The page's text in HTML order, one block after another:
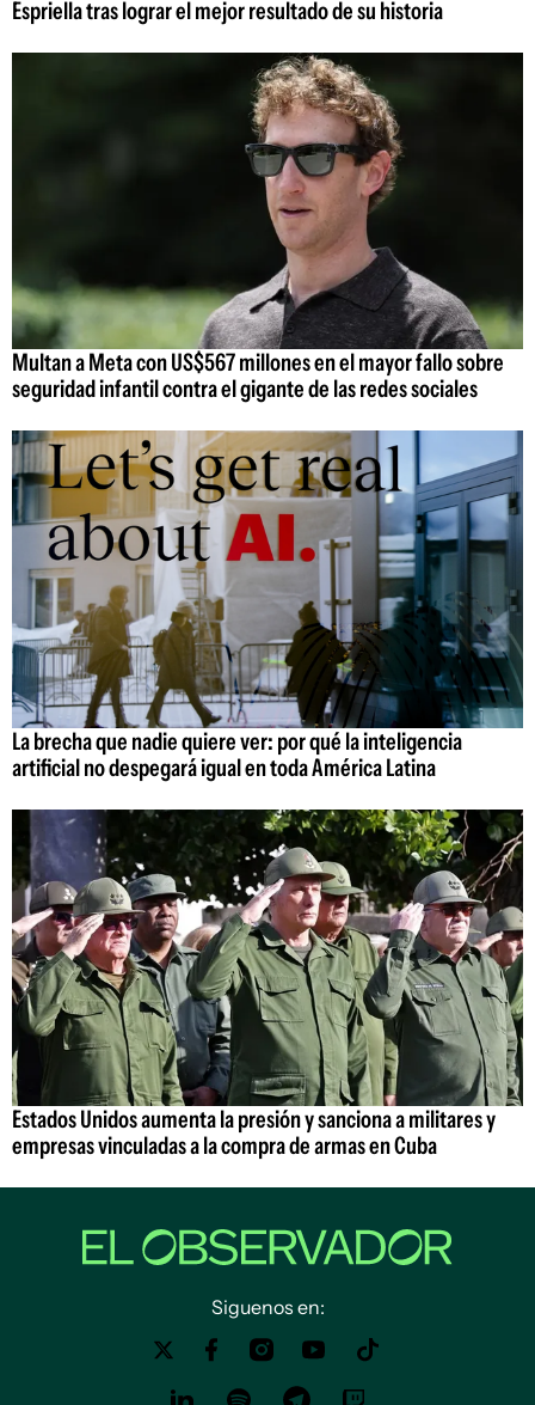
Espriella tras lograr el mejor resultado de su historia
Multan a Meta con US$567 millones en el mayor fallo sobre
seguridad infantil contra el gigante de las redes sociales
La brecha que nadie quiere ver: por qué la inteligencia
artificial no despegará igual en toda América Latina
Estados Unidos aumenta la presión y sanciona a militares y
empresas vinculadas a la compra de armas en Cuba
Siguenos en: